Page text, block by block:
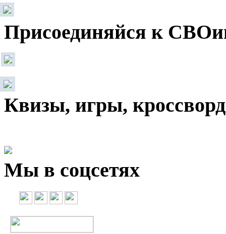
Присоединяйся к
Квизы, игры,
Мы в соцсетях